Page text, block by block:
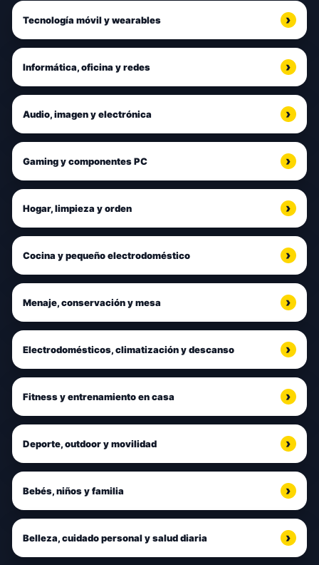
Tecnología móvil y wearables
Informática, oficina y redes
Audio, imagen y electrónica
Gaming y componentes PC
Hogar, limpieza y orden
Cocina y pequeño electrodoméstico
Menaje, conservación y mesa
Electrodomésticos, climatización y descanso
Fitness y entrenamiento en casa
Deporte, outdoor y movilidad
Bebés, niños y familia
Belleza, cuidado personal y salud diaria